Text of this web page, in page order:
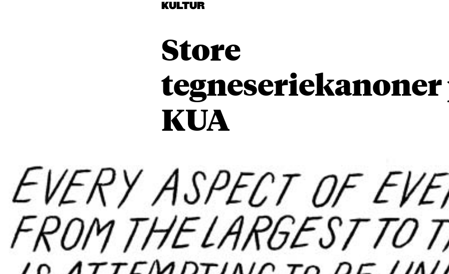
KULTUR
Store
tegneseriekanoner
KUA